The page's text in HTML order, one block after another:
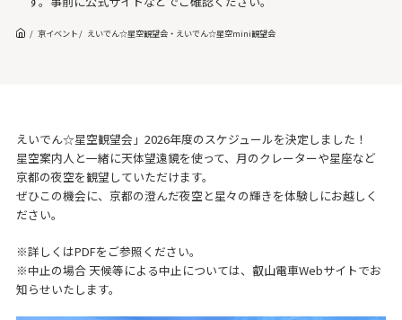
京イベント えいでん☆星空観望会・えいでん☆星空mini観望会
えいでん☆星空観望会」2026年度のスケジュールを決定しました！
星空案内人と一緒に天体望遠鏡を使って、月のクレーターや星座など
京都の夜空を観望していただけます。
ぜひこの機会に、京都の澄んだ夜空と星々の輝きを体験しにお越しく
ださい。
※詳しくはPDFをご参照ください。
※中止の場合 天候等による中止については、叡山電車Webサイトでお
知らせいたします。